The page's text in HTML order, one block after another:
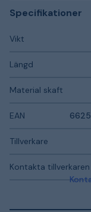
Specifikationer
Vikt
Längd
Material skaft
EAN
Tillverkare
Kontakta tillverkaren